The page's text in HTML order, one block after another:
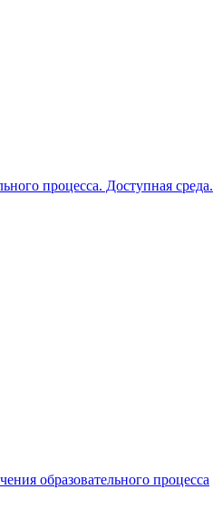
процесса. Доступная среда.
образовательного процесса